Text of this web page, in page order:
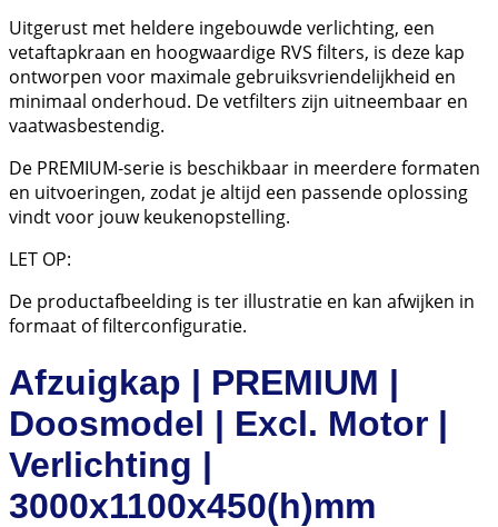
Uitgerust met heldere ingebouwde verlichting, een
vetaftapkraan en hoogwaardige RVS filters, is deze kap
ontworpen voor maximale gebruiksvriendelijkheid en
minimaal onderhoud. De vetfilters zijn uitneembaar en
vaatwasbestendig.
De PREMIUM-serie is beschikbaar in meerdere formaten
en uitvoeringen, zodat je altijd een passende oplossing
vindt voor jouw keukenopstelling.
LET OP:
De productafbeelding is ter illustratie en kan afwijken in
formaat of filterconfiguratie.
Afzuigkap | PREMIUM |
Doosmodel | Excl. Motor |
Verlichting |
3000x1100x450(h)mm